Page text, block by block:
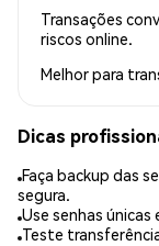
Transações
riscos online.
Melhor para
Dicas
Faça backup das
segura.
Use senhas
Teste